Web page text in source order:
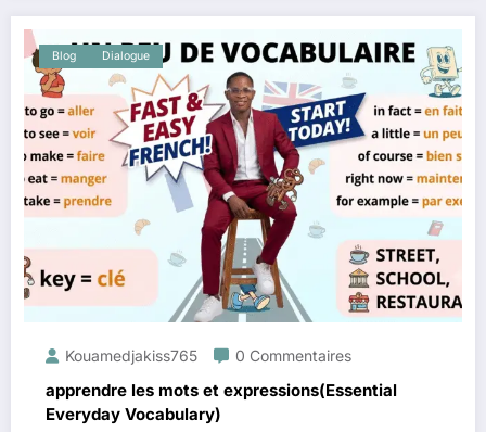
Blog Dialogue
Kouamedjakiss765 0 Commentaires
apprendre les mots et expressions(Essential
Everyday Vocabulary)